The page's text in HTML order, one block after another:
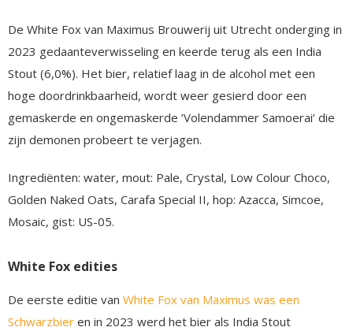
De White Fox van Maximus Brouwerij uit Utrecht onderging in
2023 gedaanteverwisseling en keerde terug als een India
Stout (6,0%). Het bier, relatief laag in de alcohol met een
hoge doordrinkbaarheid, wordt weer gesierd door een
gemaskerde en ongemaskerde ’Volendammer Samoerai’ die
zijn demonen probeert te verjagen.
Ingrediënten: water, mout: Pale, Crystal, Low Colour Choco,
Golden Naked Oats, Carafa Special II, hop: Azacca, Simcoe,
Mosaic, gist: US-05.
White Fox edities
De eerste editie van White Fox van Maximus was een
Schwarzbier en in 2023 werd het bier als India Stout